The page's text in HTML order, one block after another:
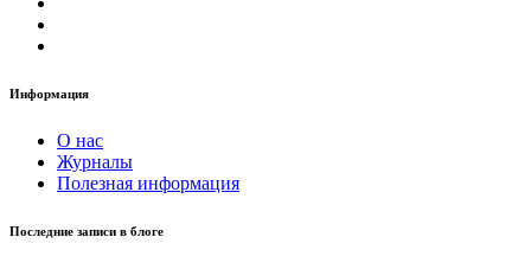
Информация
О нас
Журналы
Полезная информация
Последние записи в блоге